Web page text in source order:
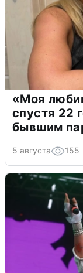
«Моя
спустя 22
бывшим
5 августа 155